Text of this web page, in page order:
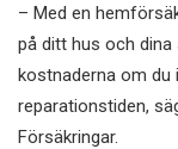
– Med en
på ditt hus och dina
kostnaderna om du
reparationstiden,
Försäkringar.